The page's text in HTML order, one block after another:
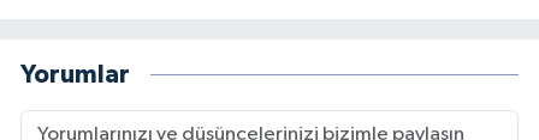
Yorumlar